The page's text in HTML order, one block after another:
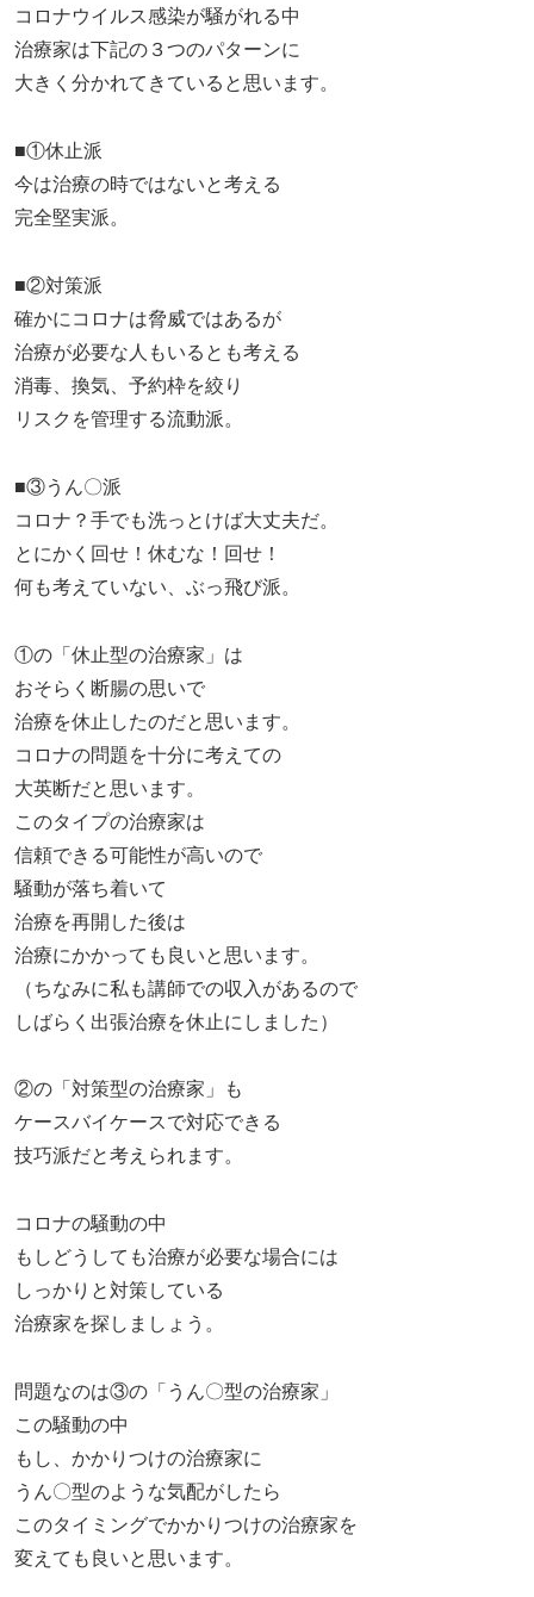
コロナウイルス感染が騒がれる中
治療家は下記の３つのパターンに
大きく分かれてきていると思います。
■①休止派
今は治療の時ではないと考える
完全堅実派。
■②対策派
確かにコロナは脅威ではあるが
治療が必要な人もいるとも考える
消毒、換気、予約枠を絞り
リスクを管理する流動派。
■③うん〇派
コロナ？手でも洗っとけば大丈夫だ。
とにかく回せ！休むな！回せ！
何も考えていない、ぶっ飛び派。
①の「休止型の治療家」は
おそらく断腸の思いで
治療を休止したのだと思います。
コロナの問題を十分に考えての
大英断だと思います。
このタイプの治療家は
信頼できる可能性が高いので
騒動が落ち着いて
治療を再開した後は
治療にかかっても良いと思います。
（ちなみに私も講師での収入があるので
しばらく出張治療を休止にしました）
②の「対策型の治療家」も
ケースバイケースで対応できる
技巧派だと考えられます。
コロナの騒動の中
もしどうしても治療が必要な場合には
しっかりと対策している
治療家を探しましょう。
問題なのは③の「うん〇型の治療家」
この騒動の中
もし、かかりつけの治療家に
うん〇型のような気配がしたら
このタイミングでかかりつけの治療家を
変えても良いと思います。